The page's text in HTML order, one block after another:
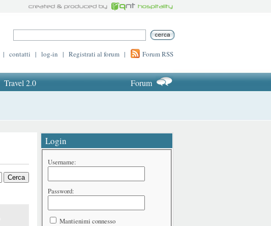
| contatti | log-in | Registrati al forum | Forum RSS
Travel 2.0 Forum
Login
Username:
Password:
Mantienimi connesso